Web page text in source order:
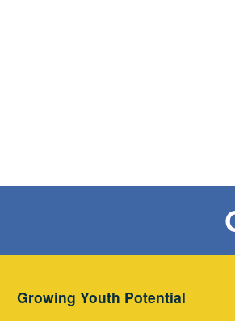
Growing Youth Potential